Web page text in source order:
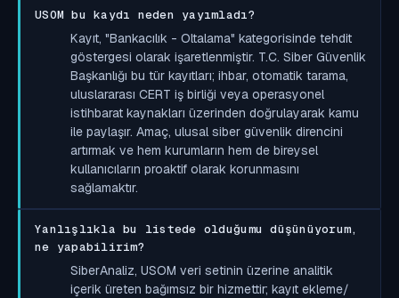
USOM bu kaydı neden yayımladı?
Kayıt, "Bankacılık - Oltalama" kategorisinde tehdit
göstergesi olarak işaretlenmiştir. T.C. Siber Güvenlik
Başkanlığı bu tür kayıtları; ihbar, otomatik tarama,
uluslararası CERT iş birliği veya operasyonel
istihbarat kaynakları üzerinden doğrulayarak kamu
ile paylaşır. Amaç, ulusal siber güvenlik direncini
artırmak ve hem kurumların hem de bireysel
kullanıcıların proaktif olarak korunmasını
sağlamaktır.
Yanlışlıkla bu listede olduğumu düşünüyorum,
ne yapabilirim?
SiberAnaliz, USOM veri setinin üzerine analitik
içerik üreten bağımsız bir hizmettir; kayıt ekleme/